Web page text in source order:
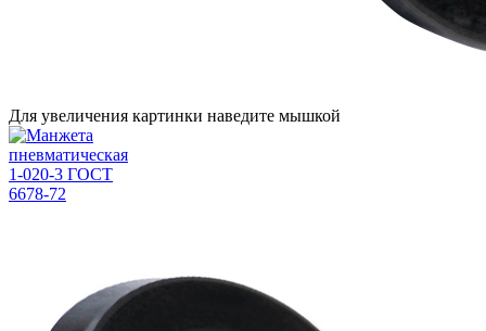
Для увеличения картинки наведите мышкой